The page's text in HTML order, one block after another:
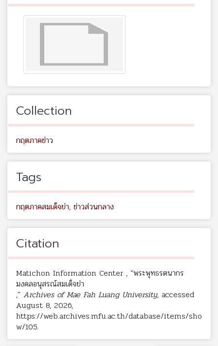
Collection
กฤตภาคข่าว
Tags
กฤตภาคสมเด็จย่า, ข่าวส่วนกลาง
Citation
Matichon Information Center , “พระพุทธรตนากร
มงคลอนุสรณ์สมเด็จย่า
,” Archives of Mae Fah Luang University, accessed
August 8, 2026,
https://web.archives.mfu.ac.th/database/items/sho
w/105.